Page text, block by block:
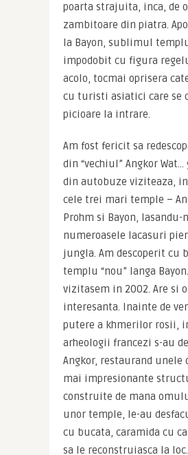
poarta strajuita, inca, de
zambitoare din piatra.
la Bayon, sublimul
impodobit cu figura
acolo, tocmai oprisera
cu turisti asiatici care se
picioare la intrare.
Am fost fericit sa
din “vechiul” Angkor
din autobuze viziteaza,
cele trei mari temple –
Prohm si Bayon,
numeroasele lacasuri
jungla. Am descoperit cu
templu “nou” langa
vizitasem in 2002. Are si
interesanta. Inainte de
putere a khmerilor rosii,
arheologii francezi s-au
Angkor, restaurand unele
mai impresionante
construite de mana
unor temple, le-au
cu bucata, caramida cu
sa le reconstruiasca la